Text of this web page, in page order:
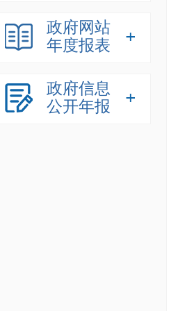
政府网站
年度报表
政府信息
公开年报